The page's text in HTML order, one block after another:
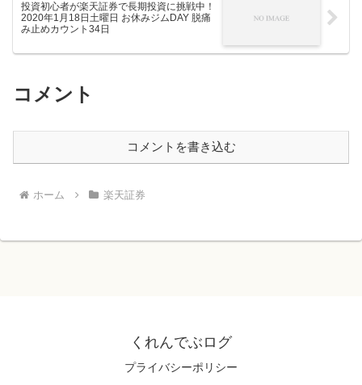
投資初心者が楽天証券で長期投資に挑戦中！
2020年1月18日土曜日 お休みジムDAY 脱痛
み止めカウント34日
コメント
コメントを書き込む
ホーム 楽天証券
くれんでぶログ
プライバシーポリシー